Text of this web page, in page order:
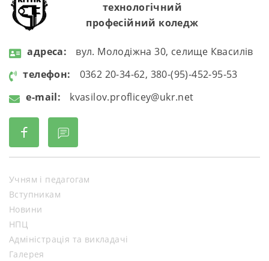
технологічний
професійний коледж
aдресa:
вул. Молодіжна 30, селище Квасилів
телефон:
0362 20-34-62, 380-(95)-452-95-53
e-mail:
kvasilov.proflicey@ukr.net
Учням і педагогам
Вступникам
Новини
НПЦ
Адміністрація та викладачі
Галерея